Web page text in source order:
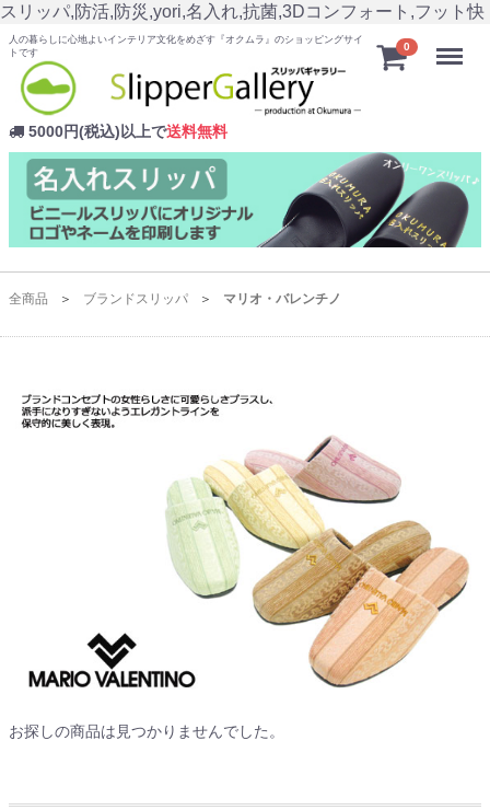
スリッパ,防活,防災,yori,名入れ,抗菌,3Dコンフォート,フット快
人の暮らしに心地よいインテリア文化をめざす『オクムラ』のショッピングサイ
トです
5000円(税込)以上で送料無料
0 Menu
全商品 ブランドスリッパ マリオ・バレンチノ
お探しの商品は見つかりませんでした。